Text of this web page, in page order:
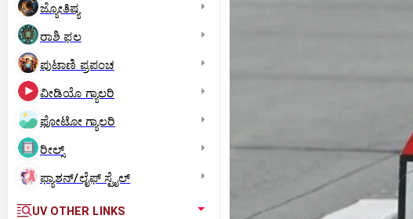
ಜ್ಯೋತಿಷ್ಯ
ರಾಶಿ ಫಲ
ಪುಟಾಣಿ ಪ್ರಪಂಚ
ವೀಡಿಯೊ ಗ್ಯಾಲರಿ
ಫೋಟೋ ಗ್ಯಾಲರಿ
ರೀಲ್ಸ್
ಫ್ಯಾಶನ್/ಲೈಫ್‌ ಸ್ಟೈಲ್
UV OTHER LINKS